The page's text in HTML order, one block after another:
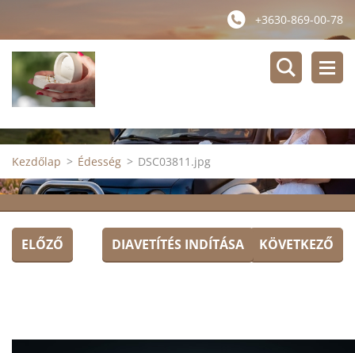
+3630-869-00-78
Kezdőlap > Édesség > DSC03811.jpg
ELŐZŐ DIAVETÍTÉS INDÍTÁSA KÖVETKEZŐ